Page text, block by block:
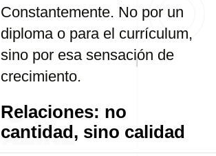
Constantemente. No por un
diploma o para el currículum,
sino por esa sensación de
crecimiento.
Relaciones: no
cantidad, sino calidad